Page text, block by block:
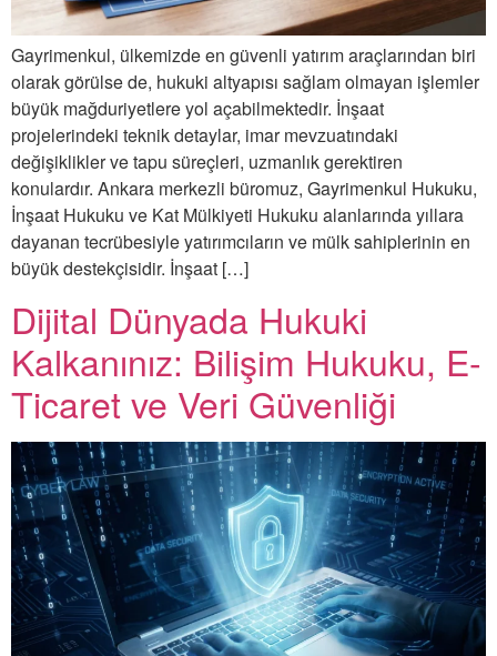
Gayrimenkul, ülkemizde en güvenli yatırım araçlarından biri
olarak görülse de, hukuki altyapısı sağlam olmayan işlemler
büyük mağduriyetlere yol açabilmektedir. İnşaat
projelerindeki teknik detaylar, imar mevzuatındaki
değişiklikler ve tapu süreçleri, uzmanlık gerektiren
konulardır. Ankara merkezli büromuz, Gayrimenkul Hukuku,
İnşaat Hukuku ve Kat Mülkiyeti Hukuku alanlarında yıllara
dayanan tecrübesiyle yatırımcıların ve mülk sahiplerinin en
büyük destekçisidir. İnşaat […]
Dijital Dünyada Hukuki
Kalkanınız: Bilişim Hukuku, E-
Ticaret ve Veri Güvenliği